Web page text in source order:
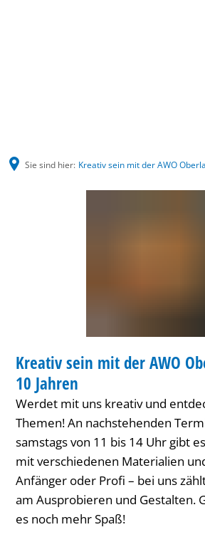
Sie sind hier: Kreativ sein mit der AWO
für
alle
ab
10
Jahren
KATEGORIE: KURS
Kreativ sein mit der AWO
10 Jahren
Werdet mit uns kreativ und
Themen! An nachstehenden
samstags von 11 bis 14 Uhr gibt
mit verschiedenen Materialien
Anfänger oder Profi – bei uns
am Ausprobieren und Gestalten.
es noch mehr Spaß!